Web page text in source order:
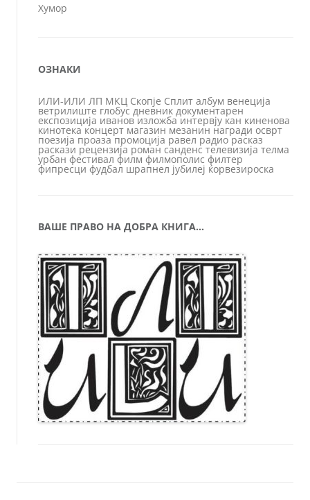
Хумор
ОЗНАКИ
ИЛИ-ИЛИ ЛП МКЦ Скопје Сплит албум венеција
ветрилиште глобус дневник документарен
експозиција иванов изложба интервју кан киненова
кинотека концерт магазин мезанин награди осврт
поезија проаза промоција равел радио расказ
раскази рецензија роман санденс телевизија телма
урбан фестивал филм филмополис филтер
фипресци фудбал шрапнел јубилеј ќорвезироска
ВАШЕ ПРАВО НА ДОБРА КНИГА…